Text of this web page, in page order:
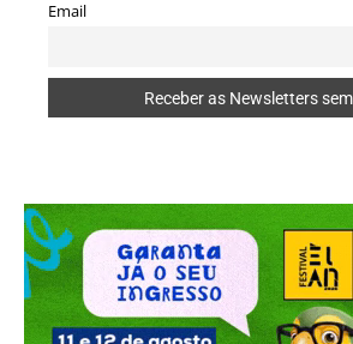
Email